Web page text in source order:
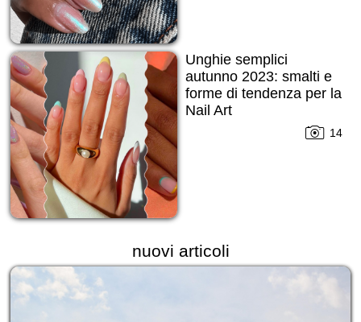
Unghie semplici
autunno 2023: smalti e
forme di tendenza per la
Nail Art
14
nuovi articoli